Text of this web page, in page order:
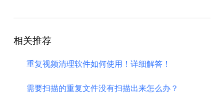
相关推荐
重复视频清理软件如何使用！详细解答！
需要扫描的重复文件没有扫描出来怎么办？